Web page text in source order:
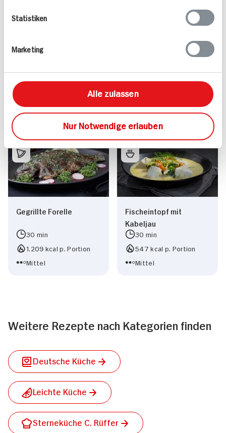
Statistiken
Marketing
Alle zulassen
Nur Notwendige erlauben
Valess Gouda Schnitzel
1.127 kcal p. Portion
Kasseler in Dunkelbier-
80 min
Gegrillte Forelle
30 min
1.209 kcal p. Portion
Mittel
Fischeintopf mit
Kabeljau
30 min
547 kcal p. Portion
Mittel
Weitere Rezepte nach Kategorien finden
Deutsche Küche
Leichte Küche
Sterneküche C. Rüffer